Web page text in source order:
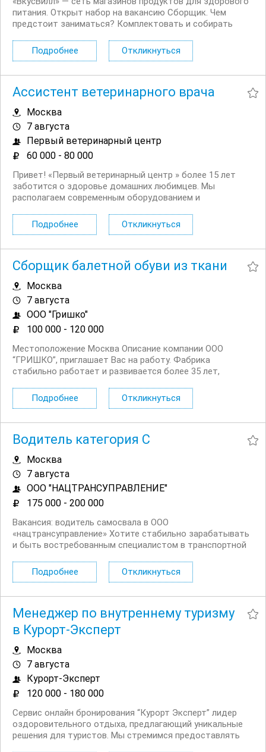
питания. Открыт набор на вакансию Сборщик. Чем
предстоит заниматься? Комплектовать и собирать
вид продуктов. Проводить инвентаризацию товаров.
Общаться с...
Подробнее Откликнуться
Ассистент ветеринарного врача
Москва
7 августа
Первый ветеринарный центр
60 000 - 80 000
Привет! «Первый ветеринарный центр » более 15 лет
заботится о здоровье домашних любимцев. Мы
располагаем современным оборудованием и
улучшать качество жизни наших четвероногих
пациентов. В наших многопрофильных ветеринарных
Подробнее Откликнуться
Сборщик балетной обуви из ткани
Москва
7 августа
ООО "Гришко"
100 000 - 120 000
Местоположение Москва Описание компании ООО
“ГРИШКО”, приглашает Вас на работу. Фабрика
стабильно работает и развивается более 35 лет,
по адресу: г. Москва, проезд завода Серп и Молот, д. 2
корп.4 (метро Авиамоторная, Площадь Ильича,...
Подробнее Откликнуться
Водитель категория С
Москва
7 августа
ООО "НАЦТРАНСУПРАВЛЕНИЕ"
175 000 - 200 000
Вакансия: водитель самосвала в ООО
«нацтрансуправление» Хотите стабильно зарабатывать
и быть востребованным специалистом в транспортной
команду опытного водителя категории C — мы ценим
профессионализм и создаём комфортные условия для
Подробнее Откликнуться
Менеджер по внутреннему туризму
в Курорт-Эксперт
Москва
7 августа
Курорт-Эксперт
120 000 - 180 000
Сервис онлайн бронирования “Курорт Эксперт” лидер
оздоровительного отдыха, предлагающий уникальные
решения для туристов. Мы стремимся предоставлять